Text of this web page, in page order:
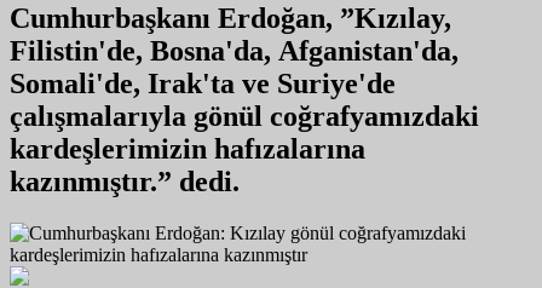
Cumhurbaşkanı Erdoğan, ”Kızılay,
Filistin'de, Bosna'da, Afganistan'da,
Somali'de, Irak'ta ve Suriye'de
çalışmalarıyla gönül coğrafyamızdaki
kardeşlerimizin hafızalarına
kazınmıştır.” dedi.